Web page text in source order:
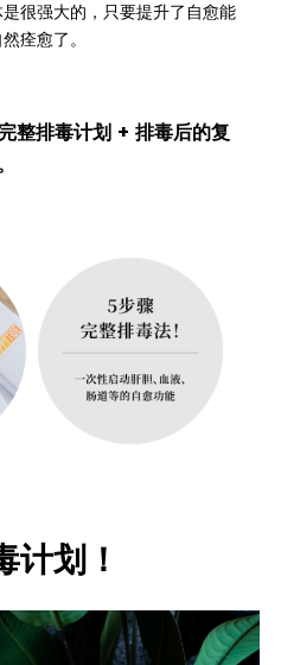
很强大的，只要提升了自愈能
痊愈了。
整排毒计划 + 排毒后的复
计划！